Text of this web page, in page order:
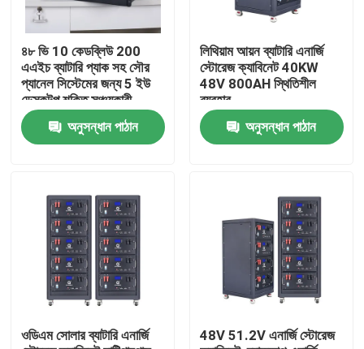
ভিডিও
৪৮ ভি 10 কেডব্লিউ 200
এএইচ ব্যাটারি প্যাক সহ সৌর
প্যানেল সিস্টেমের জন্য 5 ইউ
ডেস্কটপ শক্তি সঞ্চয়কারী
ক্যাবিনেট
অনুসন্ধান পাঠান
লিথিয়াম আয়ন ব্যাটারি এনার্জি
স্টোরেজ ক্যাবিনেট 40KW
48V 800AH স্থিতিশীল
ব্যবহার
অনুসন্ধান পাঠান
ওডিএম সোলার ব্যাটারি এনার্জি
48V 51.2V এনার্জি স্টোরেজ